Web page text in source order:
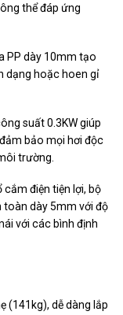
thể đáp ứng
PP dày 10mm tạo
dạng hoặc hoen gỉ
suất 0.3KW giúp
bảo mọi hơi độc
trường.
điện tiện lợi, bộ
toàn dày 5mm với độ
với các bình định
(141kg), dễ dàng lắp